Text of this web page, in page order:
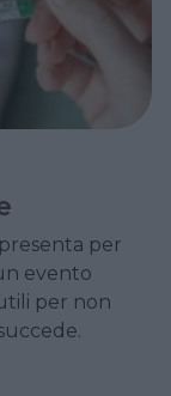
per
evento
per non